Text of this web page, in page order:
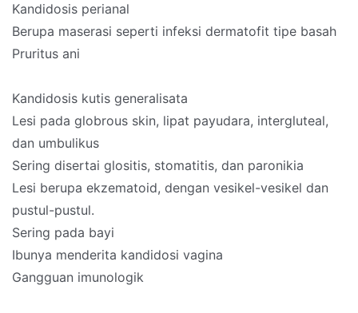
Kandidosis perianal
Berupa maserasi seperti infeksi dermatofit tipe basah
Pruritus ani
Kandidosis kutis generalisata
Lesi pada globrous skin, lipat payudara, intergluteal,
dan umbulikus
Sering disertai glositis, stomatitis, dan paronikia
Lesi berupa ekzematoid, dengan vesikel-vesikel dan
pustul-pustul.
Sering pada bayi
Ibunya menderita kandidosi vagina
Gangguan imunologik